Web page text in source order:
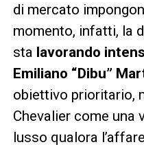
di mercato
momento, infatti, la
sta lavorando
Emiliano “Dibu”
obiettivo prioritario,
Chevalier come una
lusso qualora